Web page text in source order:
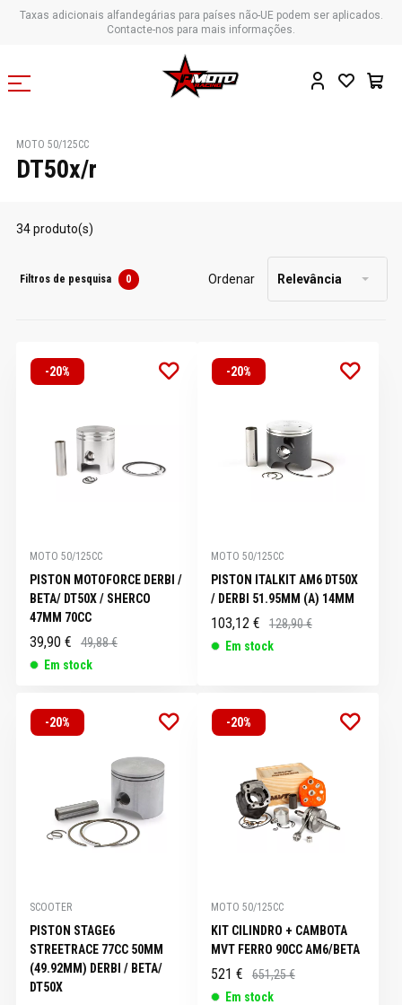
Taxas adicionais alfandegárias para países não-UE podem ser aplicados.
Contacte-nos para mais informações.
MOTO 50/125CC
DT50x/r
34 produto(s)
Filtros de pesquisa 0 Ordenar Relevância
-20%
MOTO 50/125CC
PISTON MOTOFORCE DERBI /
BETA/ DT50X / SHERCO
47MM 70CC
39,90 €
49,88 €
Em stock
-20%
MOTO 50/125CC
PISTON ITALKIT AM6 DT50X
/ DERBI 51.95MM (A) 14MM
103,12 €
128,90 €
Em stock
-20%
SCOOTER
PISTON STAGE6
STREETRACE 77CC 50MM
(49.92MM) DERBI / BETA/
DT50X
-20%
MOTO 50/125CC
KIT CILINDRO + CAMBOTA
MVT FERRO 90CC AM6/BETA
521 €
651,25 €
Em stock